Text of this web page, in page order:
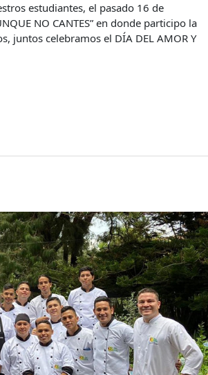
estudiantes, el pasado 16 de
NO CANTES” en donde participo la
juntos celebramos el DÍA DEL AMOR Y